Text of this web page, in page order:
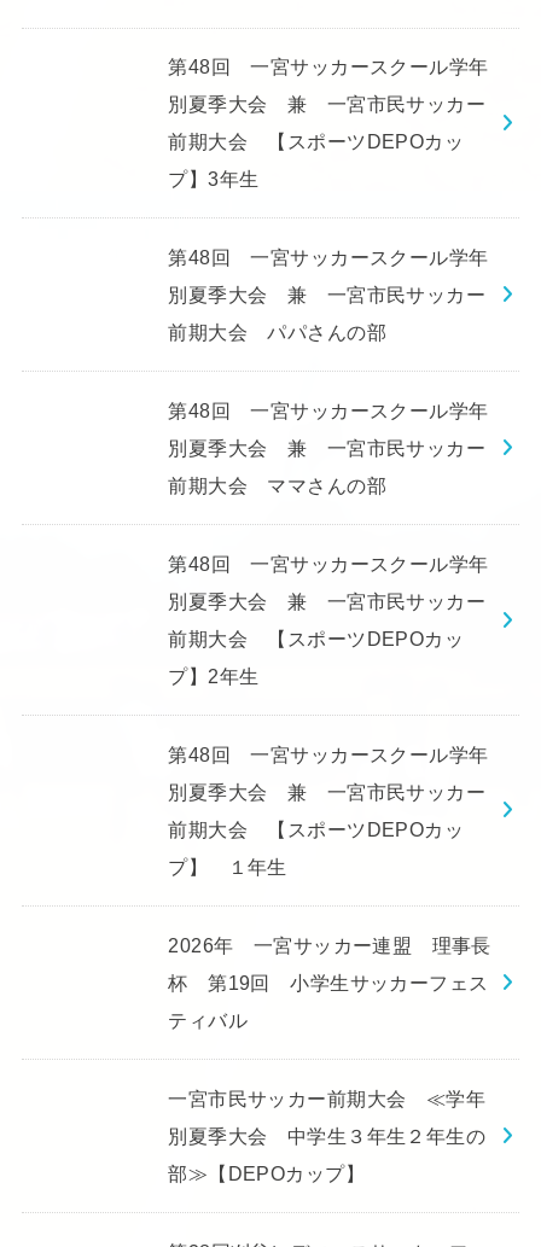
第48回 一宮サッカースクール学年
別夏季大会 兼 一宮市民サッカー
前期大会 【スポーツDEPOカッ
プ】3年生
第48回 一宮サッカースクール学年
別夏季大会 兼 一宮市民サッカー
前期大会 パパさんの部
第48回 一宮サッカースクール学年
別夏季大会 兼 一宮市民サッカー
前期大会 ママさんの部
第48回 一宮サッカースクール学年
別夏季大会 兼 一宮市民サッカー
前期大会 【スポーツDEPOカッ
プ】2年生
第48回 一宮サッカースクール学年
別夏季大会 兼 一宮市民サッカー
前期大会 【スポーツDEPOカッ
プ】 １年生
2026年 一宮サッカー連盟 理事長
杯 第19回 小学生サッカーフェス
ティバル
一宮市民サッカー前期大会 ≪学年
別夏季大会 中学生３年生２年生の
部≫【DEPOカップ】